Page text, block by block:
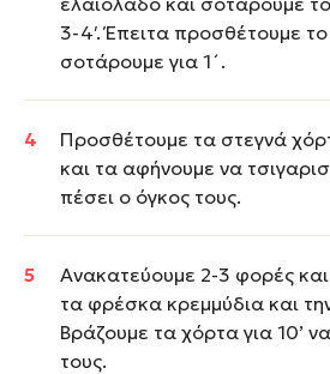
3-4′. Έπειτα προσθέτουμε
σοτάρουμε για 1´.
Προσθέτουμε τα στεγνά
και τα αφήνουμε να
πέσει ο όγκος τους.
Ανακατεύουμε 2-3 φορές
τα φρέσκα κρεμμύδια και
Βράζουμε τα χόρτα για 10’
τους.